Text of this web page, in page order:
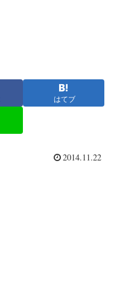
はてブ
2014.11.22